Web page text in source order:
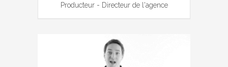
Producteur - Directeur de l'agence